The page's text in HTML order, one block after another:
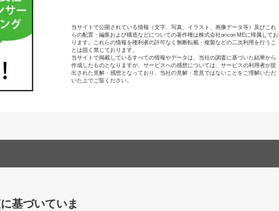
当サイトで公開されている情報（文字、写真、イラスト、画像データ等）及びこれ
らの配置・編集および構造などについての著作権は株式会社oricon MEに帰属してお
ります。これらの情報を権利者の許可なく無断転載・複製などの二次利用を行うこ
とは固く禁じております。
当サイトで掲載しているすべての情報やデータは、当社の調査に基づいた結果から
作成したものとなりますが、サービスへの感想については、サービスの利用者が提
出された見解・感想となっており、当社の見解・意見ではないことをご理解いただ
いた上でご覧ください。
基づいていま